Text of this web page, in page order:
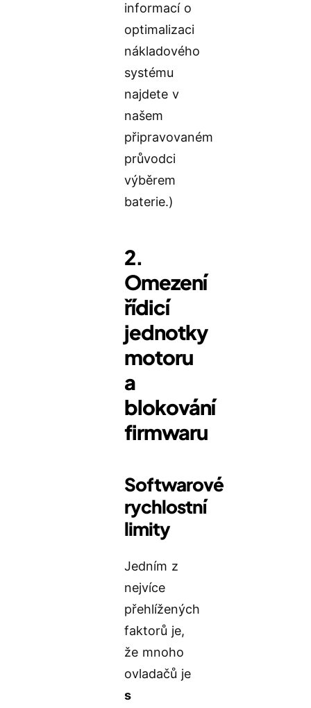
informací o
optimalizaci
nákladového
systému
najdete v
našem
připravovaném
průvodci
výběrem
baterie.)
2.
Omezení
řídicí
jednotky
motoru
a
blokování
firmwaru
Softwarové
rychlostní
limity
Jedním z
nejvíce
přehlížených
faktorů je,
že mnoho
ovladačů je
s